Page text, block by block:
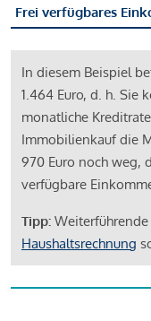
Frei verfügbares
In diesem Beispiel
1.464 Euro, d. h. Sie
monatliche
Immobilienkauf die
970 Euro noch weg,
verfügbare
Tipp:
Haushaltsrechnung